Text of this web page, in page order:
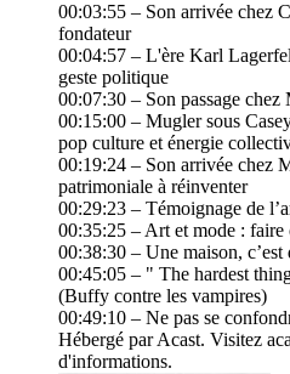
00:03:55 – Son arrivée chez
fondateur
00:04:57 – L'ère Karl
geste politique
00:07:30 – Son passage
00:15:00 – Mugler sous
pop culture et énergie
00:19:24 – Son arrivée chez
patrimoniale à réinventer
00:29:23 – Témoignage de
00:35:25 – Art et mode : faire
00:38:30 – Une maison,
00:45:05 – " The hardest
(Buffy contre les vampires)
00:49:10 – Ne pas se
Hébergé par Acast. Visitez
d'informations.